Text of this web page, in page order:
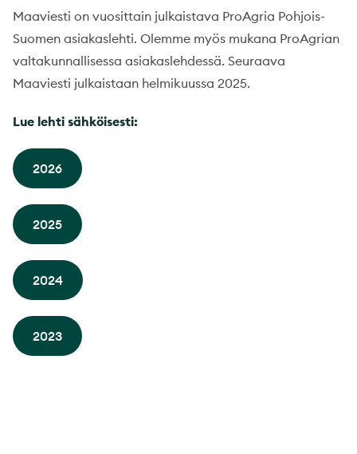
Maaviesti on vuosittain julkaistava ProAgria Pohjois-
Suomen asiakaslehti. Olemme myös mukana ProAgrian
valtakunnallisessa asiakaslehdessä. Seuraava
Maaviesti julkaistaan helmikuussa 2025.
Lue lehti sähköisesti:
2026
2025
2024
2023